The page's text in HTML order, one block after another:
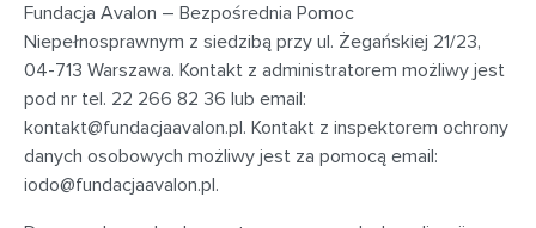
Fundacja Avalon – Bezpośrednia Pomoc
Niepełnosprawnym z siedzibą przy ul. Żegańskiej 21/23,
04-713 Warszawa. Kontakt z administratorem możliwy jest
pod nr tel. 22 266 82 36 lub email:
kontakt@fundacjaavalon.pl. Kontakt z inspektorem ochrony
danych osobowych możliwy jest za pomocą email:
iodo@fundacjaavalon.pl.